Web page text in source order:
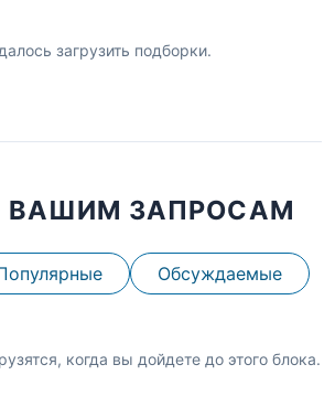
загрузить подборки.
ВАШИМ ЗАПРОСАМ
Обсуждаемые
когда вы дойдете до этого блока.